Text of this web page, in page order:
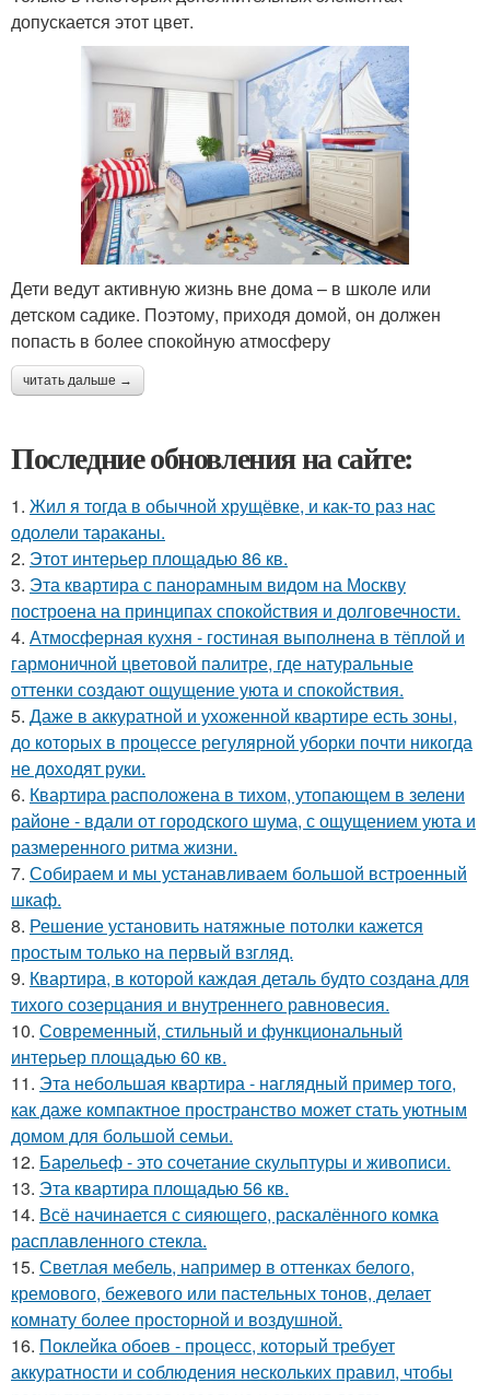
допускается этот цвет.
Дети ведут активную жизнь вне дома – в школе или
детском садике. Поэтому, приходя домой, он должен
попасть в более спокойную атмосферу
читать дальше →
Последние обновления на сайте:
1. Жил я тогда в обычной хрущёвке, и как-то раз нас
одолели тараканы.
2. Этот интерьер площадью 86 кв.
3. Эта квартира с панорамным видом на Москву
построена на принципах спокойствия и долговечности.
4. Атмосферная кухня - гостиная выполнена в тёплой и
гармоничной цветовой палитре, где натуральные
оттенки создают ощущение уюта и спокойствия.
5. Даже в аккуратной и ухоженной квартире есть зоны,
до которых в процессе регулярной уборки почти никогда
не доходят руки.
6. Квартира расположена в тихом, утопающем в зелени
районе - вдали от городского шума, с ощущением уюта и
размеренного ритма жизни.
7. Собираем и мы устанавливаем большой встроенный
шкаф.
8. Решение установить натяжные потолки кажется
простым только на первый взгляд.
9. Квартира, в которой каждая деталь будто создана для
тихого созерцания и внутреннего равновесия.
10. Современный, стильный и функциональный
интерьер площадью 60 кв.
11. Эта небольшая квартира - наглядный пример того,
как даже компактное пространство может стать уютным
домом для большой семьи.
12. Барельеф - это сочетание скульптуры и живописи.
13. Эта квартира площадью 56 кв.
14. Всё начинается с сияющего, раскалённого комка
расплавленного стекла.
15. Светлая мебель, например в оттенках белого,
кремового, бежевого или пастельных тонов, делает
комнату более просторной и воздушной.
16. Поклейка обоев - процесс, который требует
аккуратности и соблюдения нескольких правил, чтобы